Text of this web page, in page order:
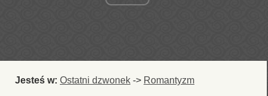
Jesteś w: Ostatni dzwonek -> Romantyzm